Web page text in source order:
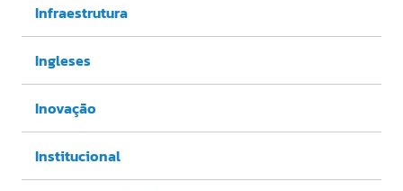
Infraestrutura
Ingleses
Inovação
Institucional